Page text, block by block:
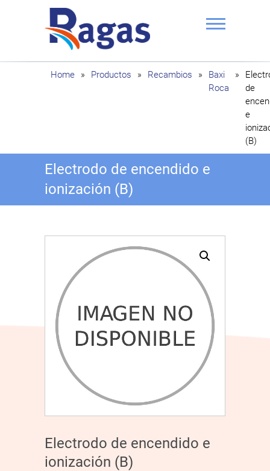
Ragas
Home » Productos » Recambios »
Baxi
Roca
»
de
e
(B)
Electrodo de encendido e
ionización (B)
Electrodo de encendido e
ionización (B)